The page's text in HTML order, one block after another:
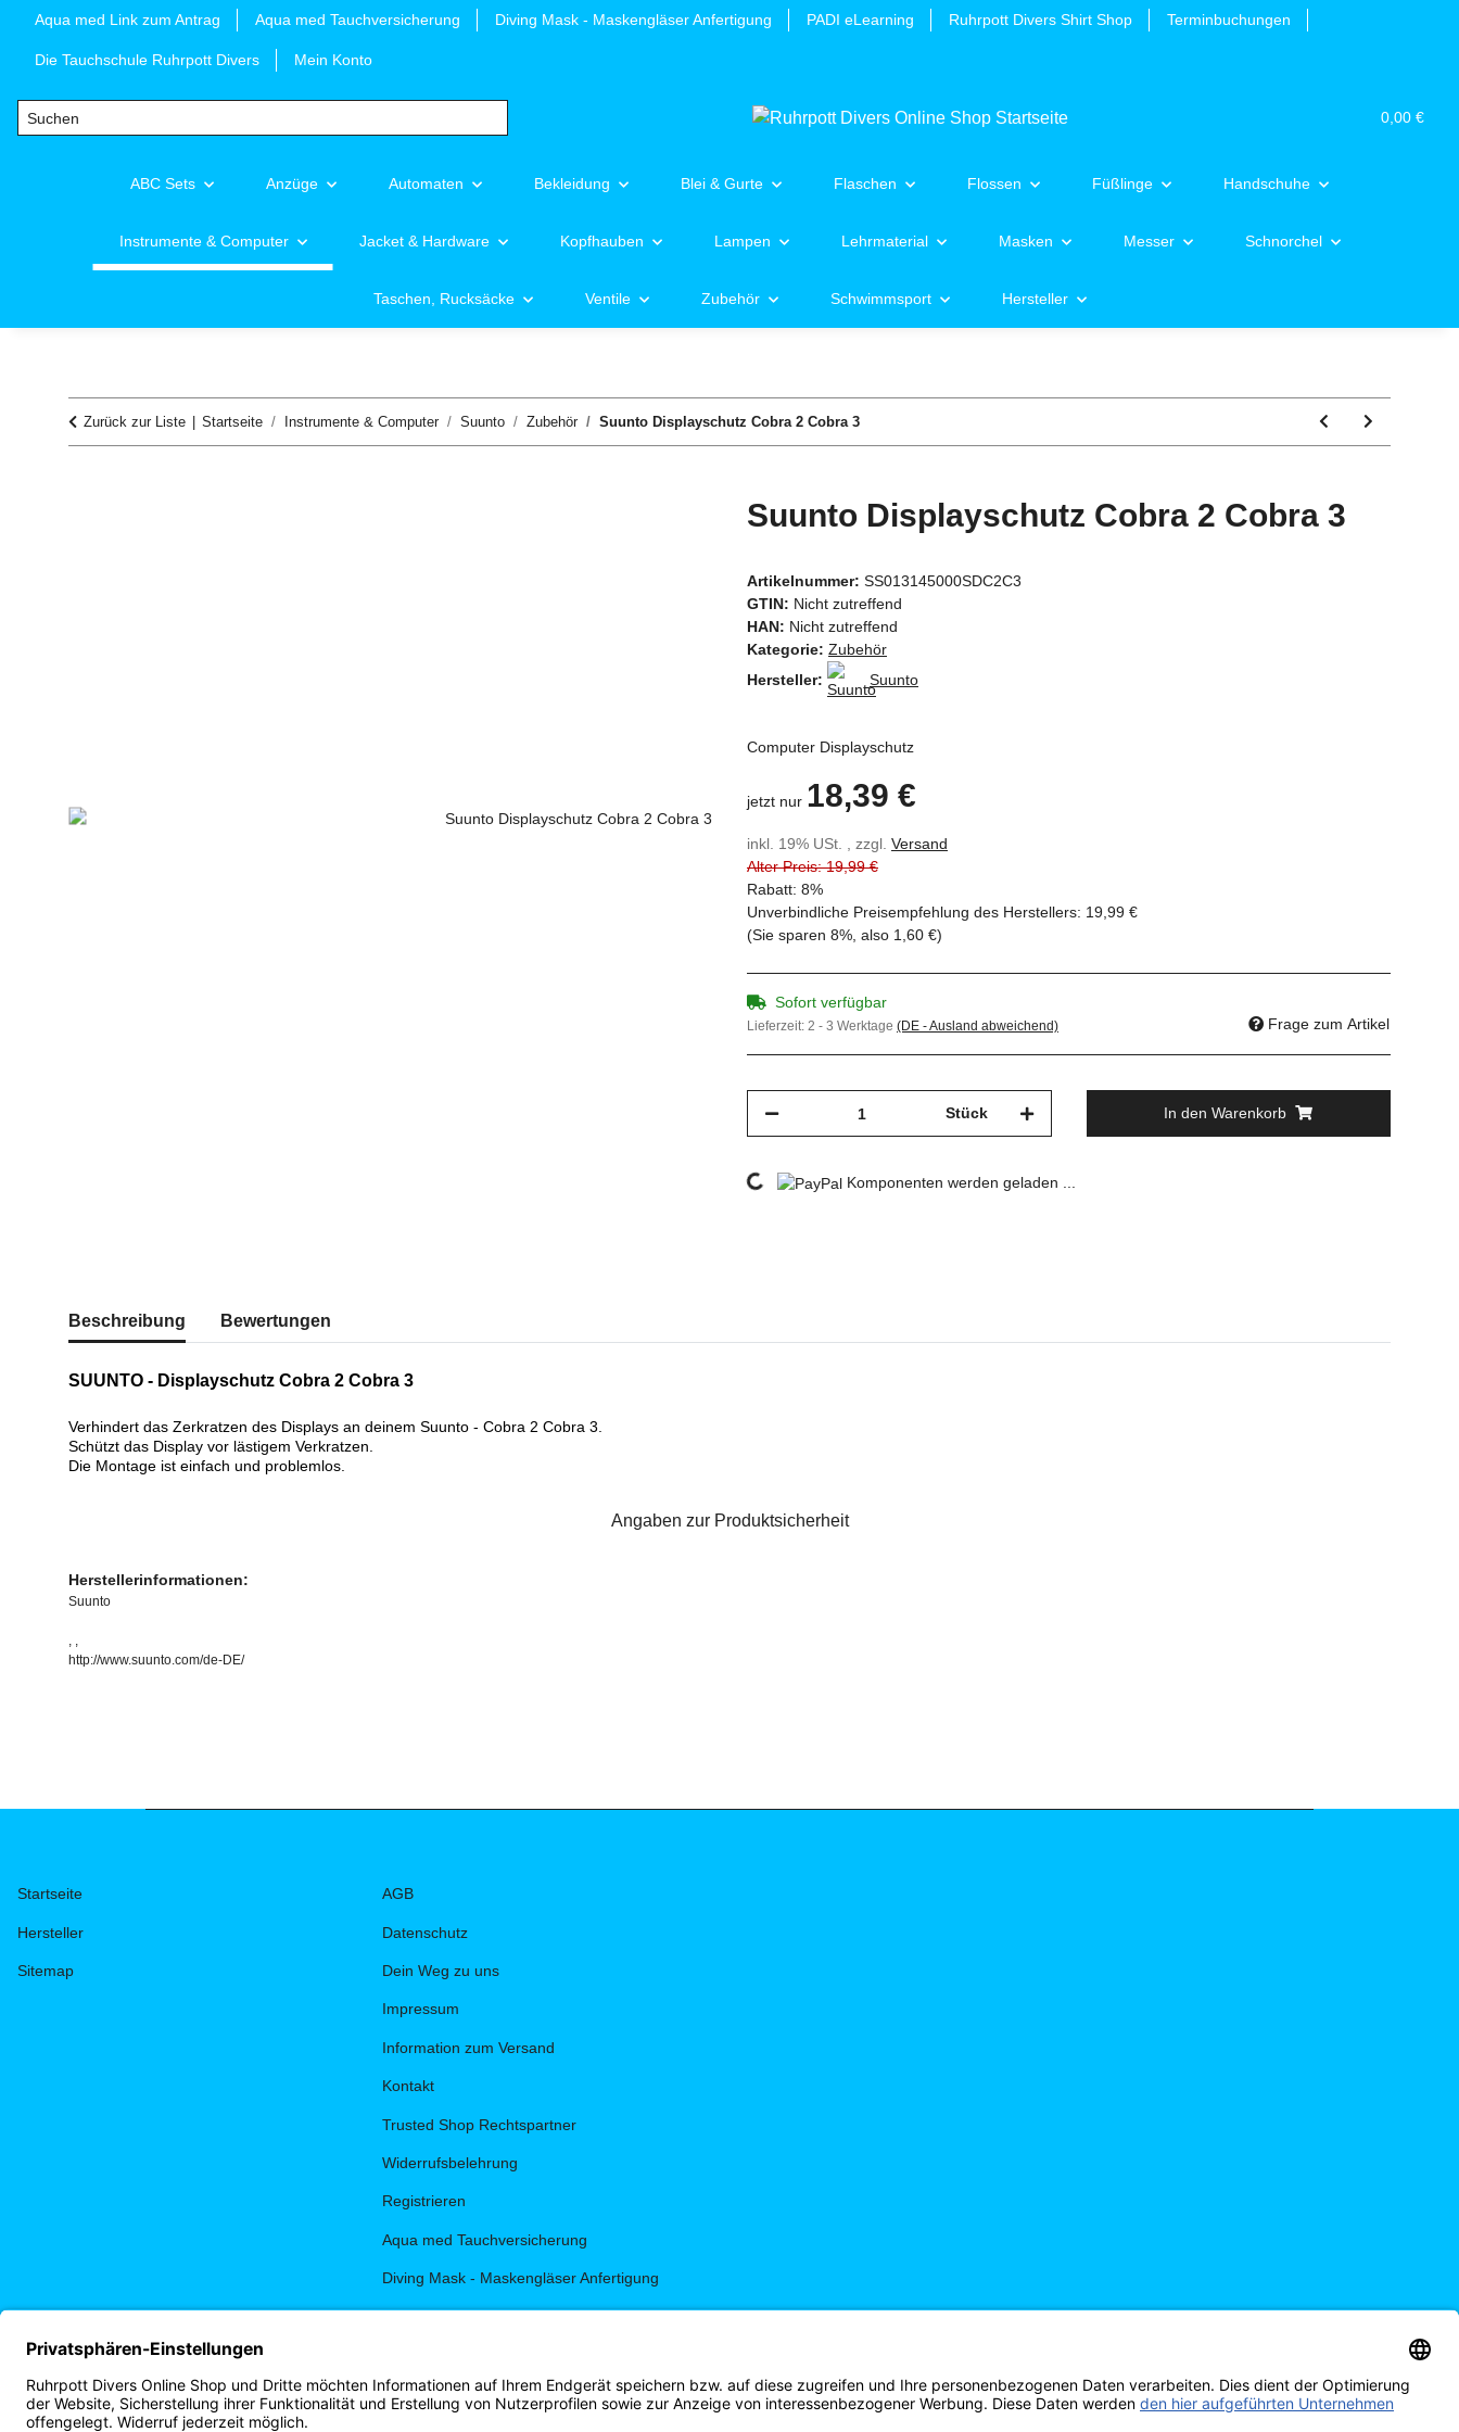
Aqua med Link zum Antrag Aqua med Tauchversicherung Diving Mask - Maskengläser Anfertigung PADI eLearning Ruhrpott Divers Shirt Shop Terminbuchungen
Die Tauchschule Ruhrpott Divers Mein Konto
0,00 €
ABC Sets Anzüge Automaten Bekleidung Blei & Gurte Flaschen Flossen Füßlinge Handschuhe
Instrumente & Computer Jacket & Hardware Kopfhauben Lampen Lehrmaterial Masken Messer Schnorchel
Taschen, Rucksäcke Ventile Zubehör Schwimmsport Hersteller
Zurück zur Liste Startseite Instrumente & Computer Suunto Zubehör Suunto Displayschutz Cobra 2 Cobra 3
Suunto Displayschutz Cobra 2 Cobra 3
Artikelnummer: SS013145000SDC2C3
GTIN: Nicht zutreffend
HAN: Nicht zutreffend
Kategorie: Zubehör
Hersteller:
Suunto
Computer Displayschutz
jetzt nur 18,39 €
inkl. 19% USt. , zzgl. Versand
Alter Preis: 19,99 €
Rabatt: 8%
Unverbindliche Preisempfehlung des Herstellers: 19,99 €
(Sie sparen 8%, also 1,60 €)
Sofort verfügbar
Lieferzeit: 2 - 3 Werktage (DE - Ausland abweichend) Frage zum Artikel
Stück In den Warenkorb
Loading... Komponenten werden geladen ...
Beschreibung Bewertungen
SUUNTO - Displayschutz Cobra 2 Cobra 3
Verhindert das Zerkratzen des Displays an deinem Suunto - Cobra 2 Cobra 3.
Schützt das Display vor lästigem Verkratzen.
Die Montage ist einfach und problemlos.
Angaben zur Produktsicherheit
Herstellerinformationen:
Suunto
, ,
http://www.suunto.com/de-DE/
Startseite
Hersteller
Sitemap
AGB
Datenschutz
Dein Weg zu uns
Impressum
Information zum Versand
Kontakt
Trusted Shop Rechtspartner
Widerrufsbelehrung
Registrieren
Aqua med Tauchversicherung
Diving Mask - Maskengläser Anfertigung
PADI eLearning
Ruhrpott Divers Shirt Shop